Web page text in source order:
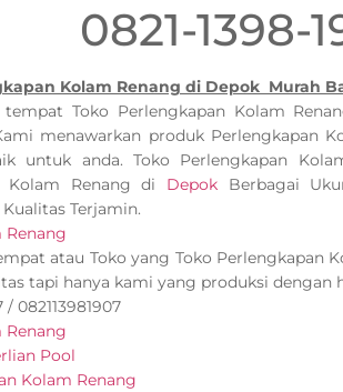
0821-1398-
Kolam Renang di Depok Murah
Toko Perlengkapan Kolam
menawarkan produk Perlengkapan
untuk anda. Toko Perlengkapan
Kolam Renang di DepokBerbagai
Terjamin.
Renang
atau Toko yang Toko Perlengkapan
tapi hanya kami yang produksi dengan
082113981907
Renang
Pool
Kolam Renang